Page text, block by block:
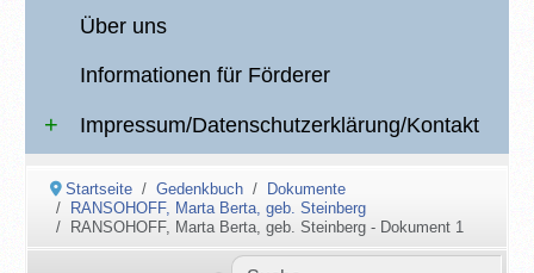
Über uns
Informationen für Förderer
Impressum/Datenschutzerklärung/Kontakt
Startseite Gedenkbuch
Dokumente
RANSOHOFF, Marta Berta, geb. Steinberg
RANSOHOFF, Marta Berta, geb. Steinberg - Dokument 1